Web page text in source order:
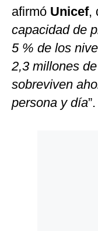
afirmó Unicef,
capacidad de
5 % de los
2,3 millones
sobreviven
persona y día”.